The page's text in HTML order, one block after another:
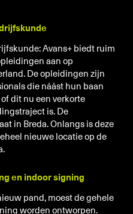
Avans+ biedt ruim
aan op
De opleidingen zijn
die náást hun baan
dit nu een verkorte
is. De
in Breda. Onlangs is deze
nieuwe locatie op de
en indoor signing
pand, moest de gehele
worden ontworpen.